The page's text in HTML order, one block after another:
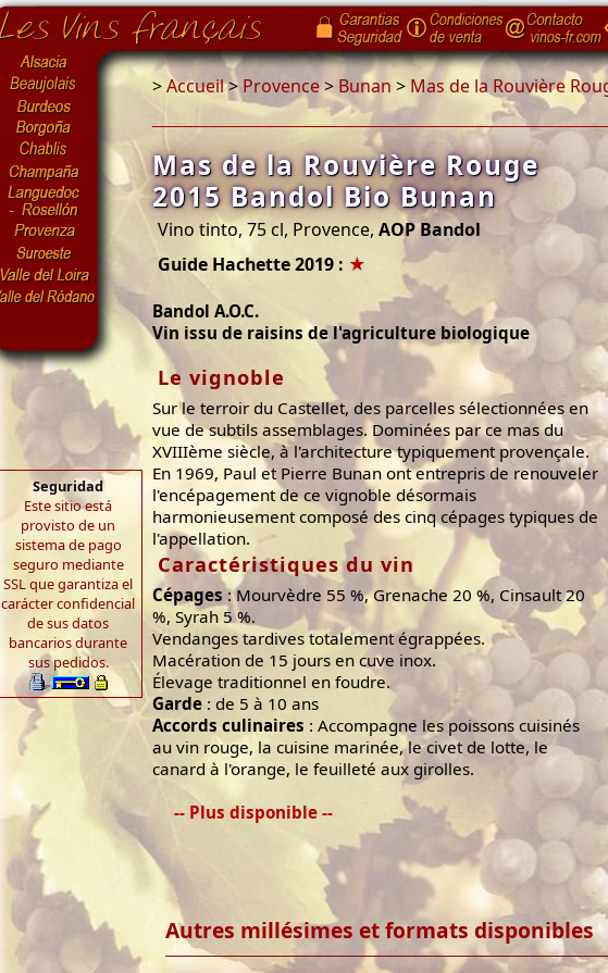
Seguridad
Este sitio está
provisto de un
sistema de pago
seguro mediante
SSL que garantiza el
carácter confidencial
de sus datos
bancarios durante
sus pedidos.
>Accueil>Provence> Bunan > Mas de la Rouvière
Mas de la Rouvière Rouge
2015 Bandol Bio Bunan
Vino tinto, 75 cl, Provence, AOP Bandol
Guide Hachette 2019 : ★
Bandol A.O.C.
Vin issu de raisins de l'agriculture biologique
Le vignoble
Sur le terroir du Castellet, des parcelles sélectionnées en
vue de subtils assemblages. Dominées par ce mas du
XVIIIème siècle, à l'architecture typiquement provençale.
En 1969, Paul et Pierre Bunan ont entrepris de renouveler
l'encépagement de ce vignoble désormais
harmonieusement composé des cinq cépages typiques de
l'appellation.
Caractéristiques du vin
Cépages : Mourvèdre 55 %, Grenache 20 %, Cinsault 20
%, Syrah 5 %.
Vendanges tardives totalement égrappées.
Macération de 15 jours en cuve inox.
Élevage traditionnel en foudre.
Garde : de 5 à 10 ans
Accords culinaires : Accompagne les poissons cuisinés
au vin rouge, la cuisine marinée, le civet de lotte, le
canard à l'orange, le feuilleté aux girolles.
-- Plus disponible --
Autres millésimes et formats disponibles